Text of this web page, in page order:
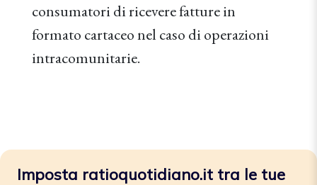
consumatori di ricevere fatture in
formato cartaceo nel caso di operazioni
intracomunitarie.
Imposta ratioquotidiano.it tra le tue